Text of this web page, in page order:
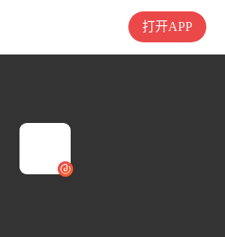
打开APP